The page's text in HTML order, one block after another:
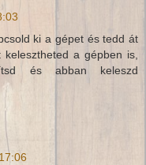
ki a gépet és tedd át
kelesztheted a gépben is,
és abban keleszd